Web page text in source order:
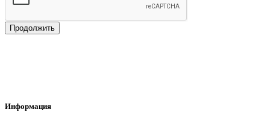
Продолжить
Информация